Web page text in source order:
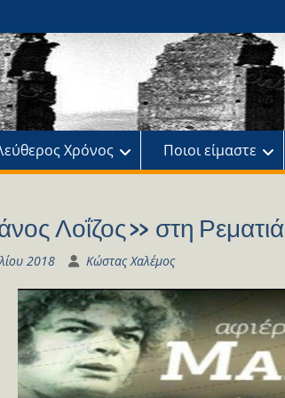
Χρόνος Ποιοι είμαστε
Λοΐζος» στη Ρεματιά
2018 Κώστας Χαλέμος